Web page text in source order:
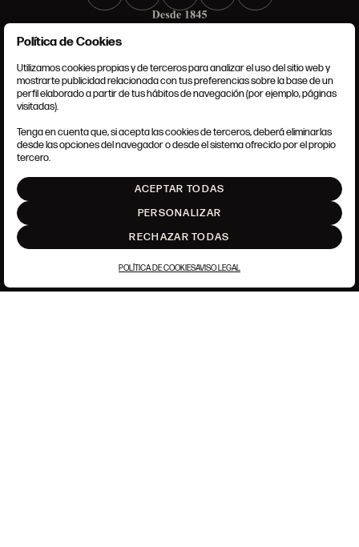
CONDICIONES GENERALES
POLÍTICA DE COOKIES
AJUSTE DE COOKIES
Política de Cookies
Utilizamos cookies propias y de terceros para analizar el uso del sitio web y
mostrarte publicidad relacionada con tus preferencias sobre la base de un
perfil elaborado a partir de tus hábitos de navegación (por ejemplo, páginas
visitadas).
Tenga en cuenta que, si acepta las cookies de terceros, deberá eliminarlas
desde las opciones del navegador o desde el sistema ofrecido por el propio
tercero.
ACEPTAR TODAS
PERSONALIZAR
RECHAZAR TODAS
POLÍTICA DE COOKIESAVISO LEGAL